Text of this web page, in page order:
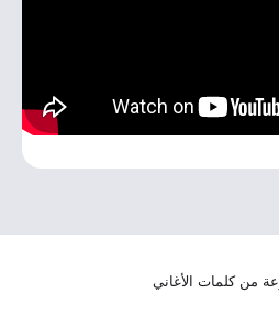
من كلمات الأغاني